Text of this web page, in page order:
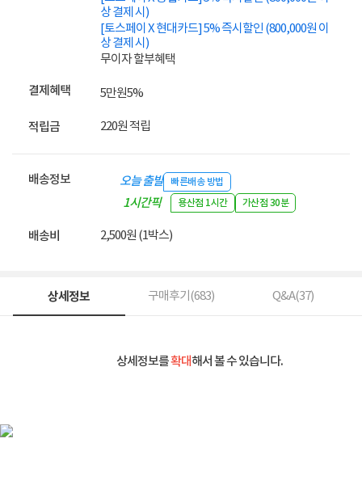
상 결제 시)
[토스페이 X 현대카드] 5% 즉시할인 (800,000원 이
상 결제 시)
무이자 할부혜택
결제혜택 5만원5%
적립금 220원 적립
배송정보 오늘 출발 빠른배송 방법
1시간픽
용산점 1시간 가산점 30분
배송비 2,500원 (1박스)
상세정보 구매후기(683) Q&A(37)
상세정보를확대해서 볼 수 있습니다.